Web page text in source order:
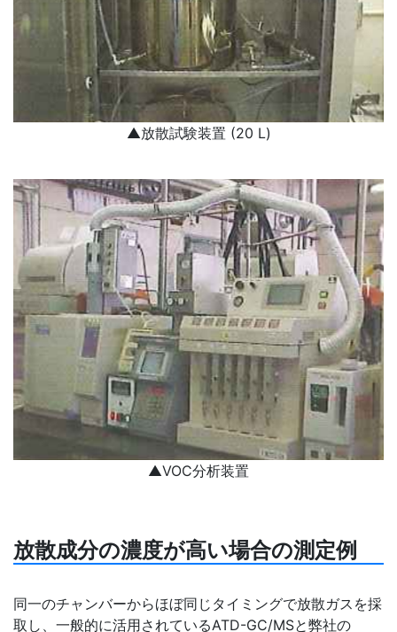
▲放散試験装置 (20 L)
▲VOC分析装置
放散成分の濃度が高い場合の測定例
同一のチャンバーからほぼ同じタイミングで放散ガスを採
取し、一般的に活用されているATD-GC/MSと弊社の